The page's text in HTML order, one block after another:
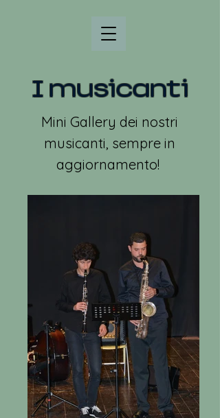
I musicanti
Mini Gallery dei nostri
musicanti, sempre in
aggiornamento!